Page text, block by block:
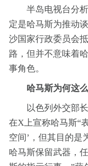
半岛电视台分析
定是哈马斯为推动
沙国家行政委员会
路，但并不意味着
事角色。
哈马斯为何
以色列外交部长
在X上宣称哈马斯“
空间’，但其目的
哈马斯保留武器，